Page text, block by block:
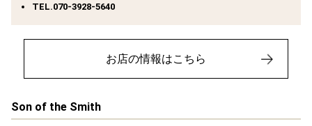
TEL.070-3928-5640
お店の情報はこちら
Son of the Smith